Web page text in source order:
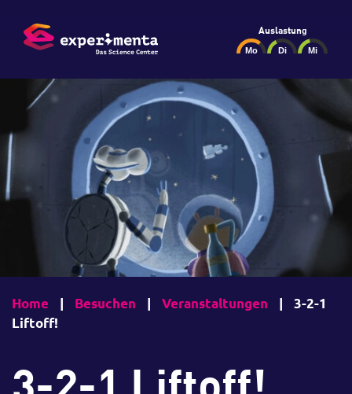
Auslastung
Home | Besuchen | Veranstaltungen |
3-2-1
Liftoff!